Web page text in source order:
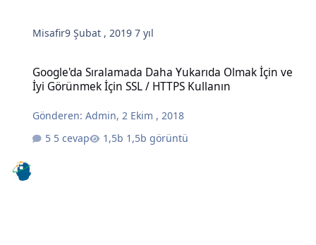
Misafir9 Şubat , 20197 yıl
Google'da Sıralamada Daha Yukarıda Olmak İçin ve
İyi Görünmek İçin SSL / HTTPS Kullanın
Gönderen:Admin,2 Ekim , 2018
5 cevap
1,5b görüntü